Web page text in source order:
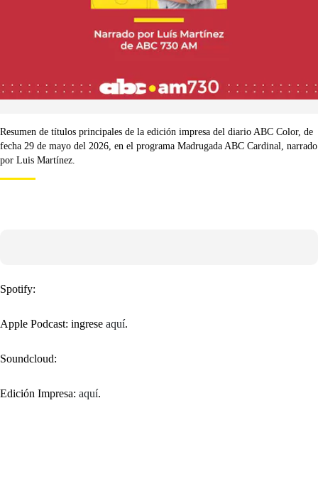
Resumen de títulos principales de la edición impresa del diario ABC Color, de
fecha 29 de mayo del 2026, en el programa Madrugada ABC Cardinal, narrado
por Luis Martínez.
Spotify:
Apple Podcast: ingrese aquí.
Soundcloud:
Edición Impresa: aquí.